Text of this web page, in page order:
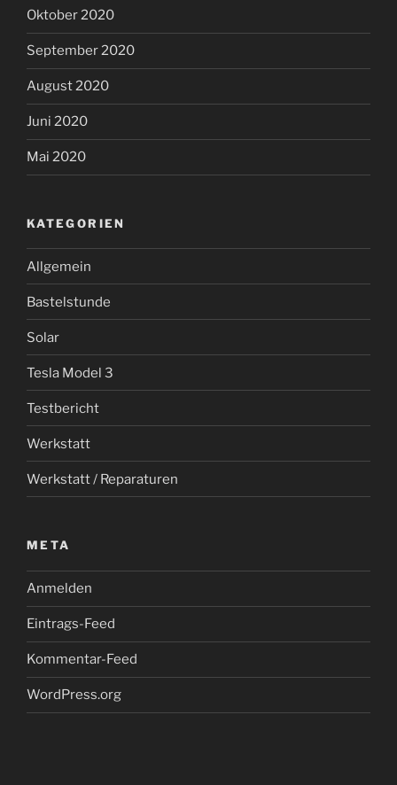
Oktober 2020
September 2020
August 2020
Juni 2020
Mai 2020
KATEGORIEN
Allgemein
Bastelstunde
Solar
Tesla Model 3
Testbericht
Werkstatt
Werkstatt / Reparaturen
META
Anmelden
Eintrags-Feed
Kommentar-Feed
WordPress.org